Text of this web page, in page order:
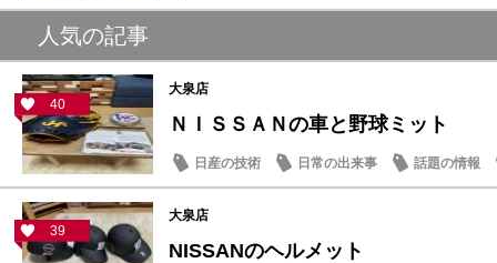
人気の記事
40
大泉店
ＮＩＳＳＡＮの車と野球ミット
日産の技術 日常の出来事 話題の情報
39
大泉店
NISSANのヘルメット